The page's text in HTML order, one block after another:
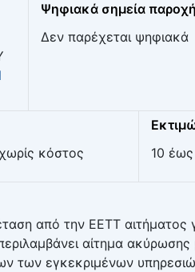
Ψηφιακά σημεία
Δεν παρέχεται ψηφιακά
κόστος
10
από την ΕΕΤΤ αιτήματος
αίτημα ακύρωσης
των εγκεκριμένων